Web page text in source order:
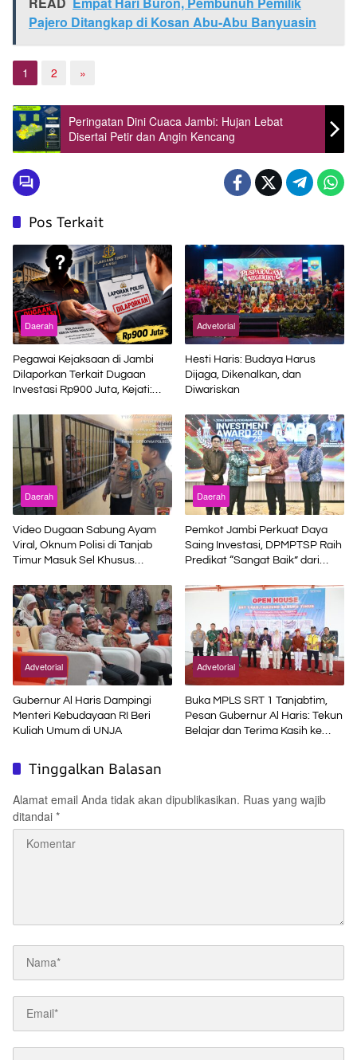
Pajero Ditangkap di Kosan Abu-Abu Banyuasin
1 2 »
Peringatan Dini Cuaca Jambi: Hujan Lebat
Disertai Petir dan Angin Kencang
Pos Terkait
Daerah
Pegawai Kejaksaan di Jambi
Dilaporkan Terkait Dugaan
Investasi Rp900 Juta, Kejati:
Advetorial
Hesti Haris: Budaya Harus
Dijaga, Dikenalkan, dan
Diwariskan
Daerah
Video Dugaan Sabung Ayam
Viral, Oknum Polisi di Tanjab
Timur Masuk Sel Khusus
Daerah
Pemkot Jambi Perkuat Daya
Saing Investasi, DPMPTSP Raih
Predikat “Sangat Baik” dari
Advetorial
Gubernur Al Haris Dampingi
Menteri Kebudayaan RI Beri
Kuliah Umum di UNJA
Advetorial
Buka MPLS SRT 1 Tanjabtim,
Pesan Gubernur Al Haris: Tekun
Belajar dan Terima Kasih ke
Tinggalkan Balasan
Alamat email Anda tidak akan dipublikasikan. Ruas yang wajib
ditandai *